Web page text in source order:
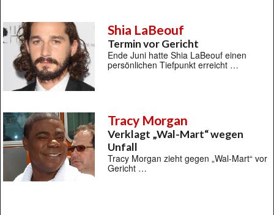
Shia LaBeouf
Termin vor Gericht
Ende Juni hatte Shia LaBeouf einen
persönlichen Tiefpunkt erreicht …
Tracy Morgan
Verklagt „Wal-Mart“ wegen
Unfall
Tracy Morgan zieht gegen „Wal-Mart“ vor
Gericht …